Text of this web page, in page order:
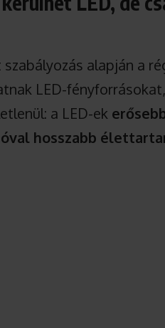
alapján a
LED-
a LED-ek
hosszabb